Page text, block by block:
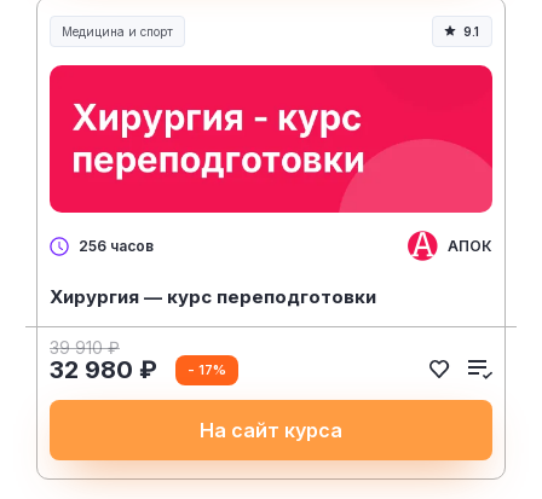
Медицина и спорт
Медицина, спорт и здоровье
9.1
256 часов АПОК
Хирургия — курс переподготовки
39 910 ₽
32 980 ₽ - 17%
На сайт курса